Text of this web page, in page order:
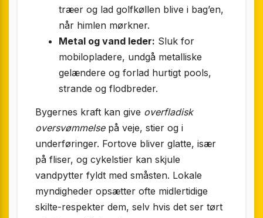
træer og lad golfkøllen blive i bag’en,
når himlen mørkner.
Metal og vand leder: Sluk for
mobilopladere, undgå metalliske
gelændere og forlad hurtigt pools,
strande og flodbreder.
Bygernes kraft kan give overfladisk
oversvømmelsepå veje, stier og i
underføringer. Fortove bliver glatte, især
på fliser, og cykelstier kan skjule
vandpytter fyldt med småsten. Lokale
myndigheder opsætter ofte midlertidige
skilte-respekter dem, selv hvis det ser tørt